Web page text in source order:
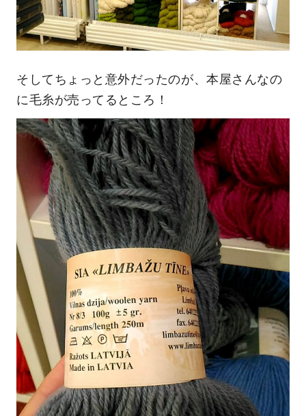
そしてちょっと意外だったのが、本屋さんなの
に毛糸が売ってるところ！